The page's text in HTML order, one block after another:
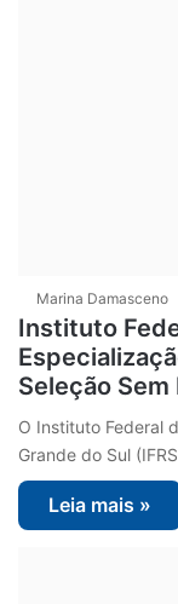
Marina Damasceno
Instituto
Seleção Sem
O Instituto Federal
Grande do Sul
Leia mais »